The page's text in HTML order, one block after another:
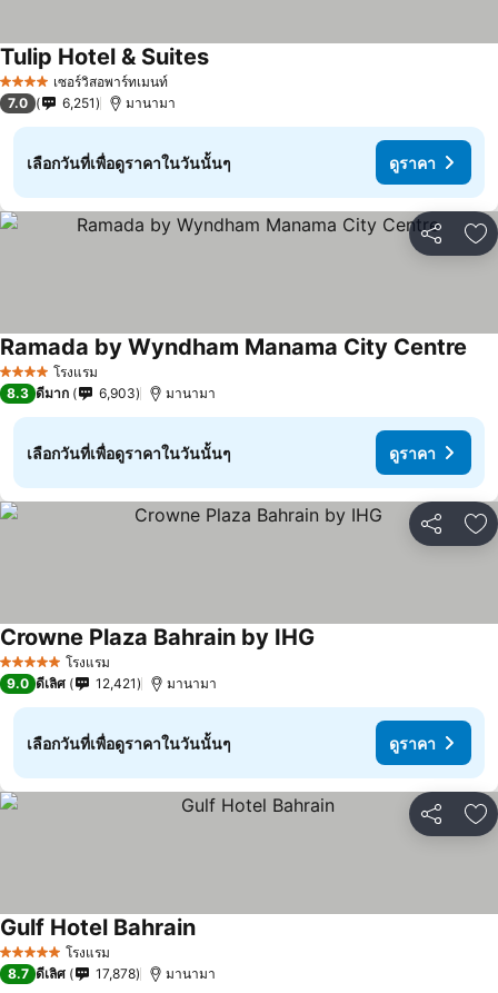
4 ดาว เซอร์วิสอพาร์ทเมนท์
Tulip Hotel & Suites
7.0 6,251 มานามา
เลือกวันที่เพื่อดูราคาในวันนั้นๆ ดูราคา
แชร์ เ
4 ดาว โรงแรม
Ramada by Wyndham Manama City Centre
8.3 ดีมาก 6,903 มานามา
เลือกวันที่เพื่อดูราคาในวันนั้นๆ ดูราคา
แชร์ เ
5 ดาว โรงแรม
Crowne Plaza Bahrain by IHG
9.0 ดีเลิศ 12,421 มานามา
เลือกวันที่เพื่อดูราคาในวันนั้นๆ ดูราคา
แชร์ เ
5 ดาว โรงแรม
Gulf Hotel Bahrain
8.7 ดีเลิศ 17,878 มานามา